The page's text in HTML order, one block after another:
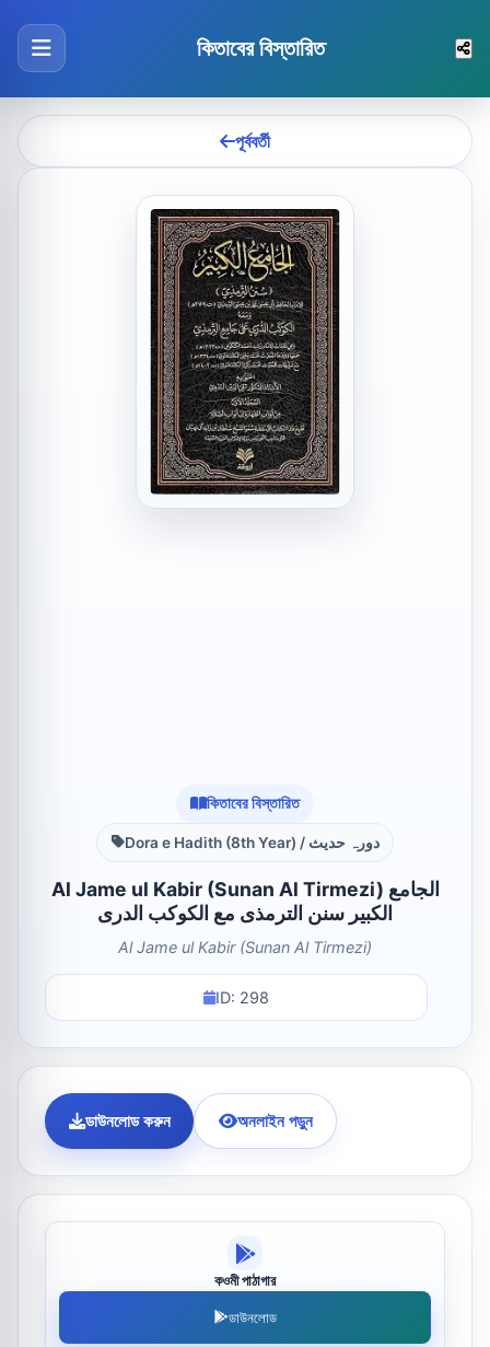
কিতাবের বিস্তারিত
পূর্ববর্তী
কিতাবের বিস্তারিত
Dora e Hadith (8th Year) / دورہ حدیث
Al Jame ul Kabir (Sunan Al Tirmezi) الجامع
الکبیر سنن الترمذی مع الکوکب الدری
Al Jame ul Kabir (Sunan Al Tirmezi)
ID: 298
ডাউনলোড করুন অনলাইন পড়ুন
কওমী পাঠাগার
ডাউনলোড